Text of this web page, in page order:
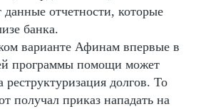
данные отчетности, которые
банка.
варианте Афинам впервые в
программы помощи может
долгов. То
получал приказ нападать на